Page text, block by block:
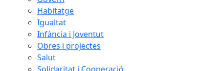
Habitatge
Igualtat
Infància i Joventut
Obres i projectes
Salut